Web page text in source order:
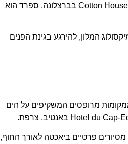
לרכיבה באופניים ברחובות הציוריים של העיר, או להתפנק בעיסוק מרגיע של מסאג' זוגי בספא של המלון. עבור זוגות המחפשים חווית חתונה עכשווית וסטיילית יותר, מלון Cotton House בברצלונה, ספרד הוא
המלון, להירגע בגינת הפנים
מרופסים המשקיפים על הים
מסיורים פרטיים ביאכטה לאורך החוף,